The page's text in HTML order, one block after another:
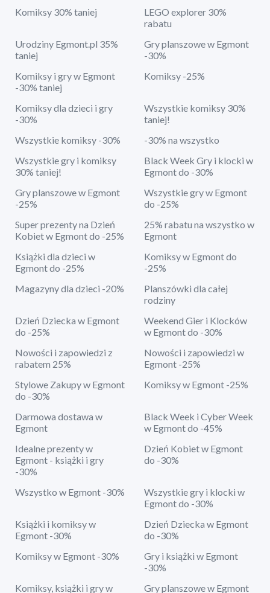
Komiksy 30% taniej
LEGO explorer 30%
rabatu
Urodziny Egmont.pl 35%
taniej
Gry planszowe w Egmont
-30%
Komiksy i gry w Egmont
-30% taniej
Komiksy -25%
Komiksy dla dzieci i gry
-30%
Wszystkie komiksy 30%
taniej!
Wszystkie komiksy -30%
-30% na wszystko
Wszystkie gry i komiksy
30% taniej!
Black Week Gry i klocki w
Egmont do -30%
Gry planszowe w Egmont
-25%
Wszystkie gry w Egmont
do -25%
Super prezenty na Dzień
Kobiet w Egmont do -25%
25% rabatu na wszystko w
Egmont
Książki dla dzieci w
Egmont do -25%
Komiksy w Egmont do
-25%
Magazyny dla dzieci -20%
Planszówki dla całej
rodziny
Dzień Dziecka w Egmont
do -25%
Weekend Gier i Klocków
w Egmont do -30%
Nowości i zapowiedzi z
rabatem 25%
Nowości i zapowiedzi w
Egmont -25%
Stylowe Zakupy w Egmont
do -30%
Komiksy w Egmont -25%
Darmowa dostawa w
Egmont
Black Week i Cyber Week
w Egmont do -45%
Idealne prezenty w
Egmont - książki i gry
-30%
Dzień Kobiet w Egmont
do -30%
Wszystko w Egmont -30%
Wszystkie gry i klocki w
Egmont do -30%
Książki i komiksy w
Egmont -30%
Dzień Dziecka w Egmont
do -30%
Komiksy w Egmont -30%
Gry i książki w Egmont
-30%
Komiksy, książki i gry w
Gry planszowe w Egmont